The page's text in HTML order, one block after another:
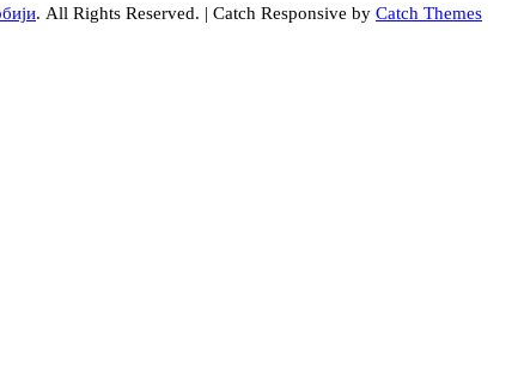
. All Rights Reserved. | Catch Responsive by Catch Themes